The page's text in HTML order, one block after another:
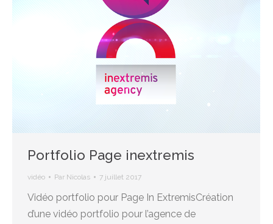
Portfolio Page inextremis
vidéo Par Nicolas 7 juillet 2017
Vidéo portfolio pour Page In ExtremisCréation
d’une vidéo portfolio pour l’agence de